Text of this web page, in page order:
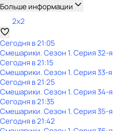
Больше информации
2x2
Сегодня в 21:05
Смешарики. Сезон 1. Серия 32-я
Сегодня в 21:15
Смешарики. Сезон 1. Серия 33-я
Сегодня в 21:25
Смешарики. Сезон 1. Серия 34-я
Сегодня в 21:35
Смешарики. Сезон 1. Серия 35-я
Сегодня в 21:42